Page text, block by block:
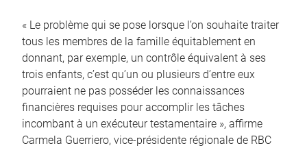
« Le problème qui se pose lorsque l’on souhaite traiter
tous les membres de la famille équitablement en
donnant, par exemple, un contrôle équivalent à ses
trois enfants, c’est qu’un ou plusieurs d’entre eux
pourraient ne pas posséder les connaissances
financières requises pour accomplir les tâches
incombant à un exécuteur testamentaire », affirme
Carmela Guerriero, vice-présidente régionale de RBC